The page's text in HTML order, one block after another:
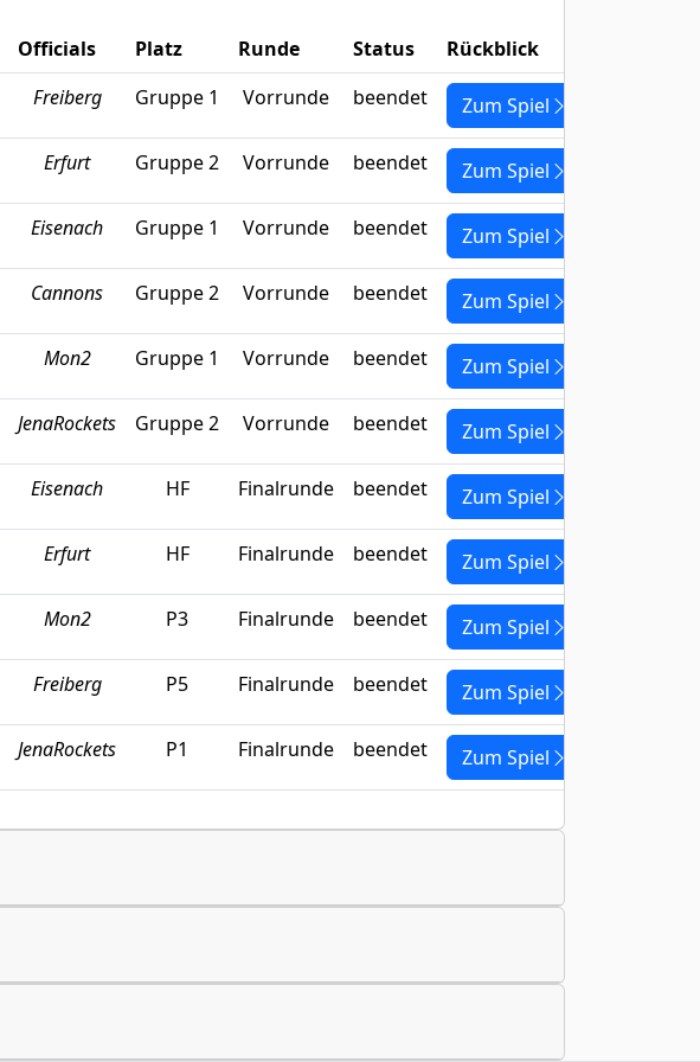
Officials Platz Runde Status
Rückblick
Freiberg Gruppe 1 Vorrunde beendet Zum Spiel
Erfurt Gruppe 2 Vorrunde beendet Zum Spiel
Eisenach Gruppe 1 Vorrunde beendet Zum Spiel
Cannons Gruppe 2 Vorrunde beendet Zum Spiel
Mon2 Gruppe 1 Vorrunde beendet Zum Spiel
JenaRockets Gruppe 2 Vorrunde beendet Zum Spiel
Eisenach HF Finalrunde beendet Zum Spiel
Erfurt HF Finalrunde beendet Zum Spiel
Mon2 P3 Finalrunde beendet Zum Spiel
Freiberg P5 Finalrunde beendet Zum Spiel
JenaRockets P1 Finalrunde beendet Zum Spiel